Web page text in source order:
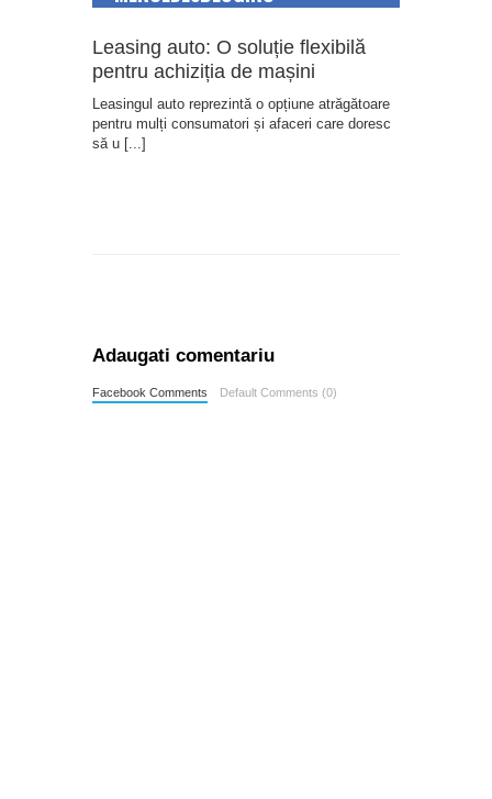
Leasing auto: O soluție flexibilă
pentru achiziția de mașini
Leasingul auto reprezintă o opțiune atrăgătoare
pentru mulți consumatori și afaceri care doresc
să u [...]
Adaugati comentariu
Facebook Comments Default Comments (0)